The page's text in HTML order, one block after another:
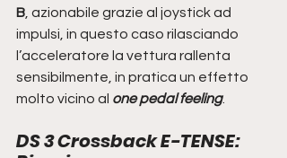
B , azionabile grazie al joystick ad
impulsi, in questo caso rilasciando
l’acceleratore la vettura rallenta
sensibilmente, in pratica un effetto
molto vicino al one pedal feeling.
DS 3 Crossback E-TENSE: